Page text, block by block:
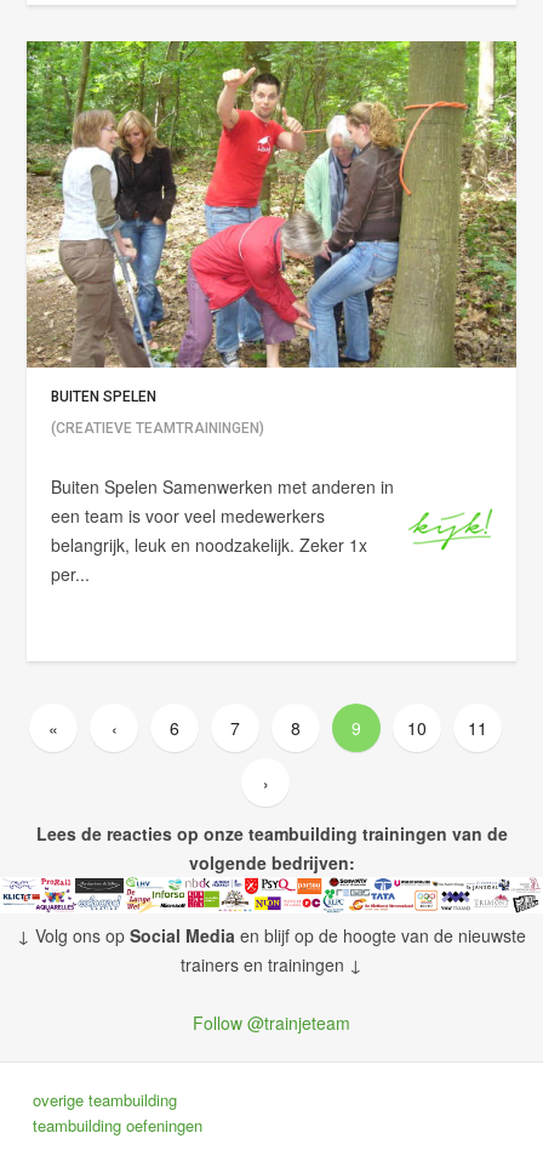
BUITEN SPELEN
(CREATIEVE TEAMTRAININGEN)
Buiten Spelen Samenwerken met anderen in
een team is voor veel medewerkers
belangrijk, leuk en noodzakelijk. Zeker 1x
per...
« ‹ 6 7 8 9 10 11
›
Lees de reacties op onze teambuilding trainingen van de
volgende bedrijven:
↓ Volg ons op Social Media en blijf op de hoogte van de nieuwste
trainers en trainingen ↓
Follow @trainjeteam
overige teambuilding
teambuilding oefeningen